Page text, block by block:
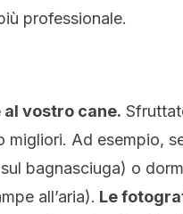
professionale.
al vostro cane.
Ad esempio,
bagnasciuga) o
all’aria). Le